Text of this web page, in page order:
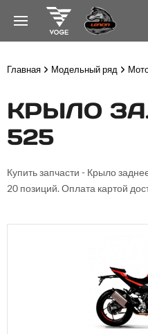
Главная Модельный ряд
КРЫЛО
525
Купить запчасти - Крыло
20 позиций. Оплата картой